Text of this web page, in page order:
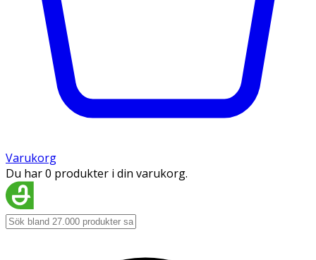
Varukorg
Du har 0 produkter i din varukorg.